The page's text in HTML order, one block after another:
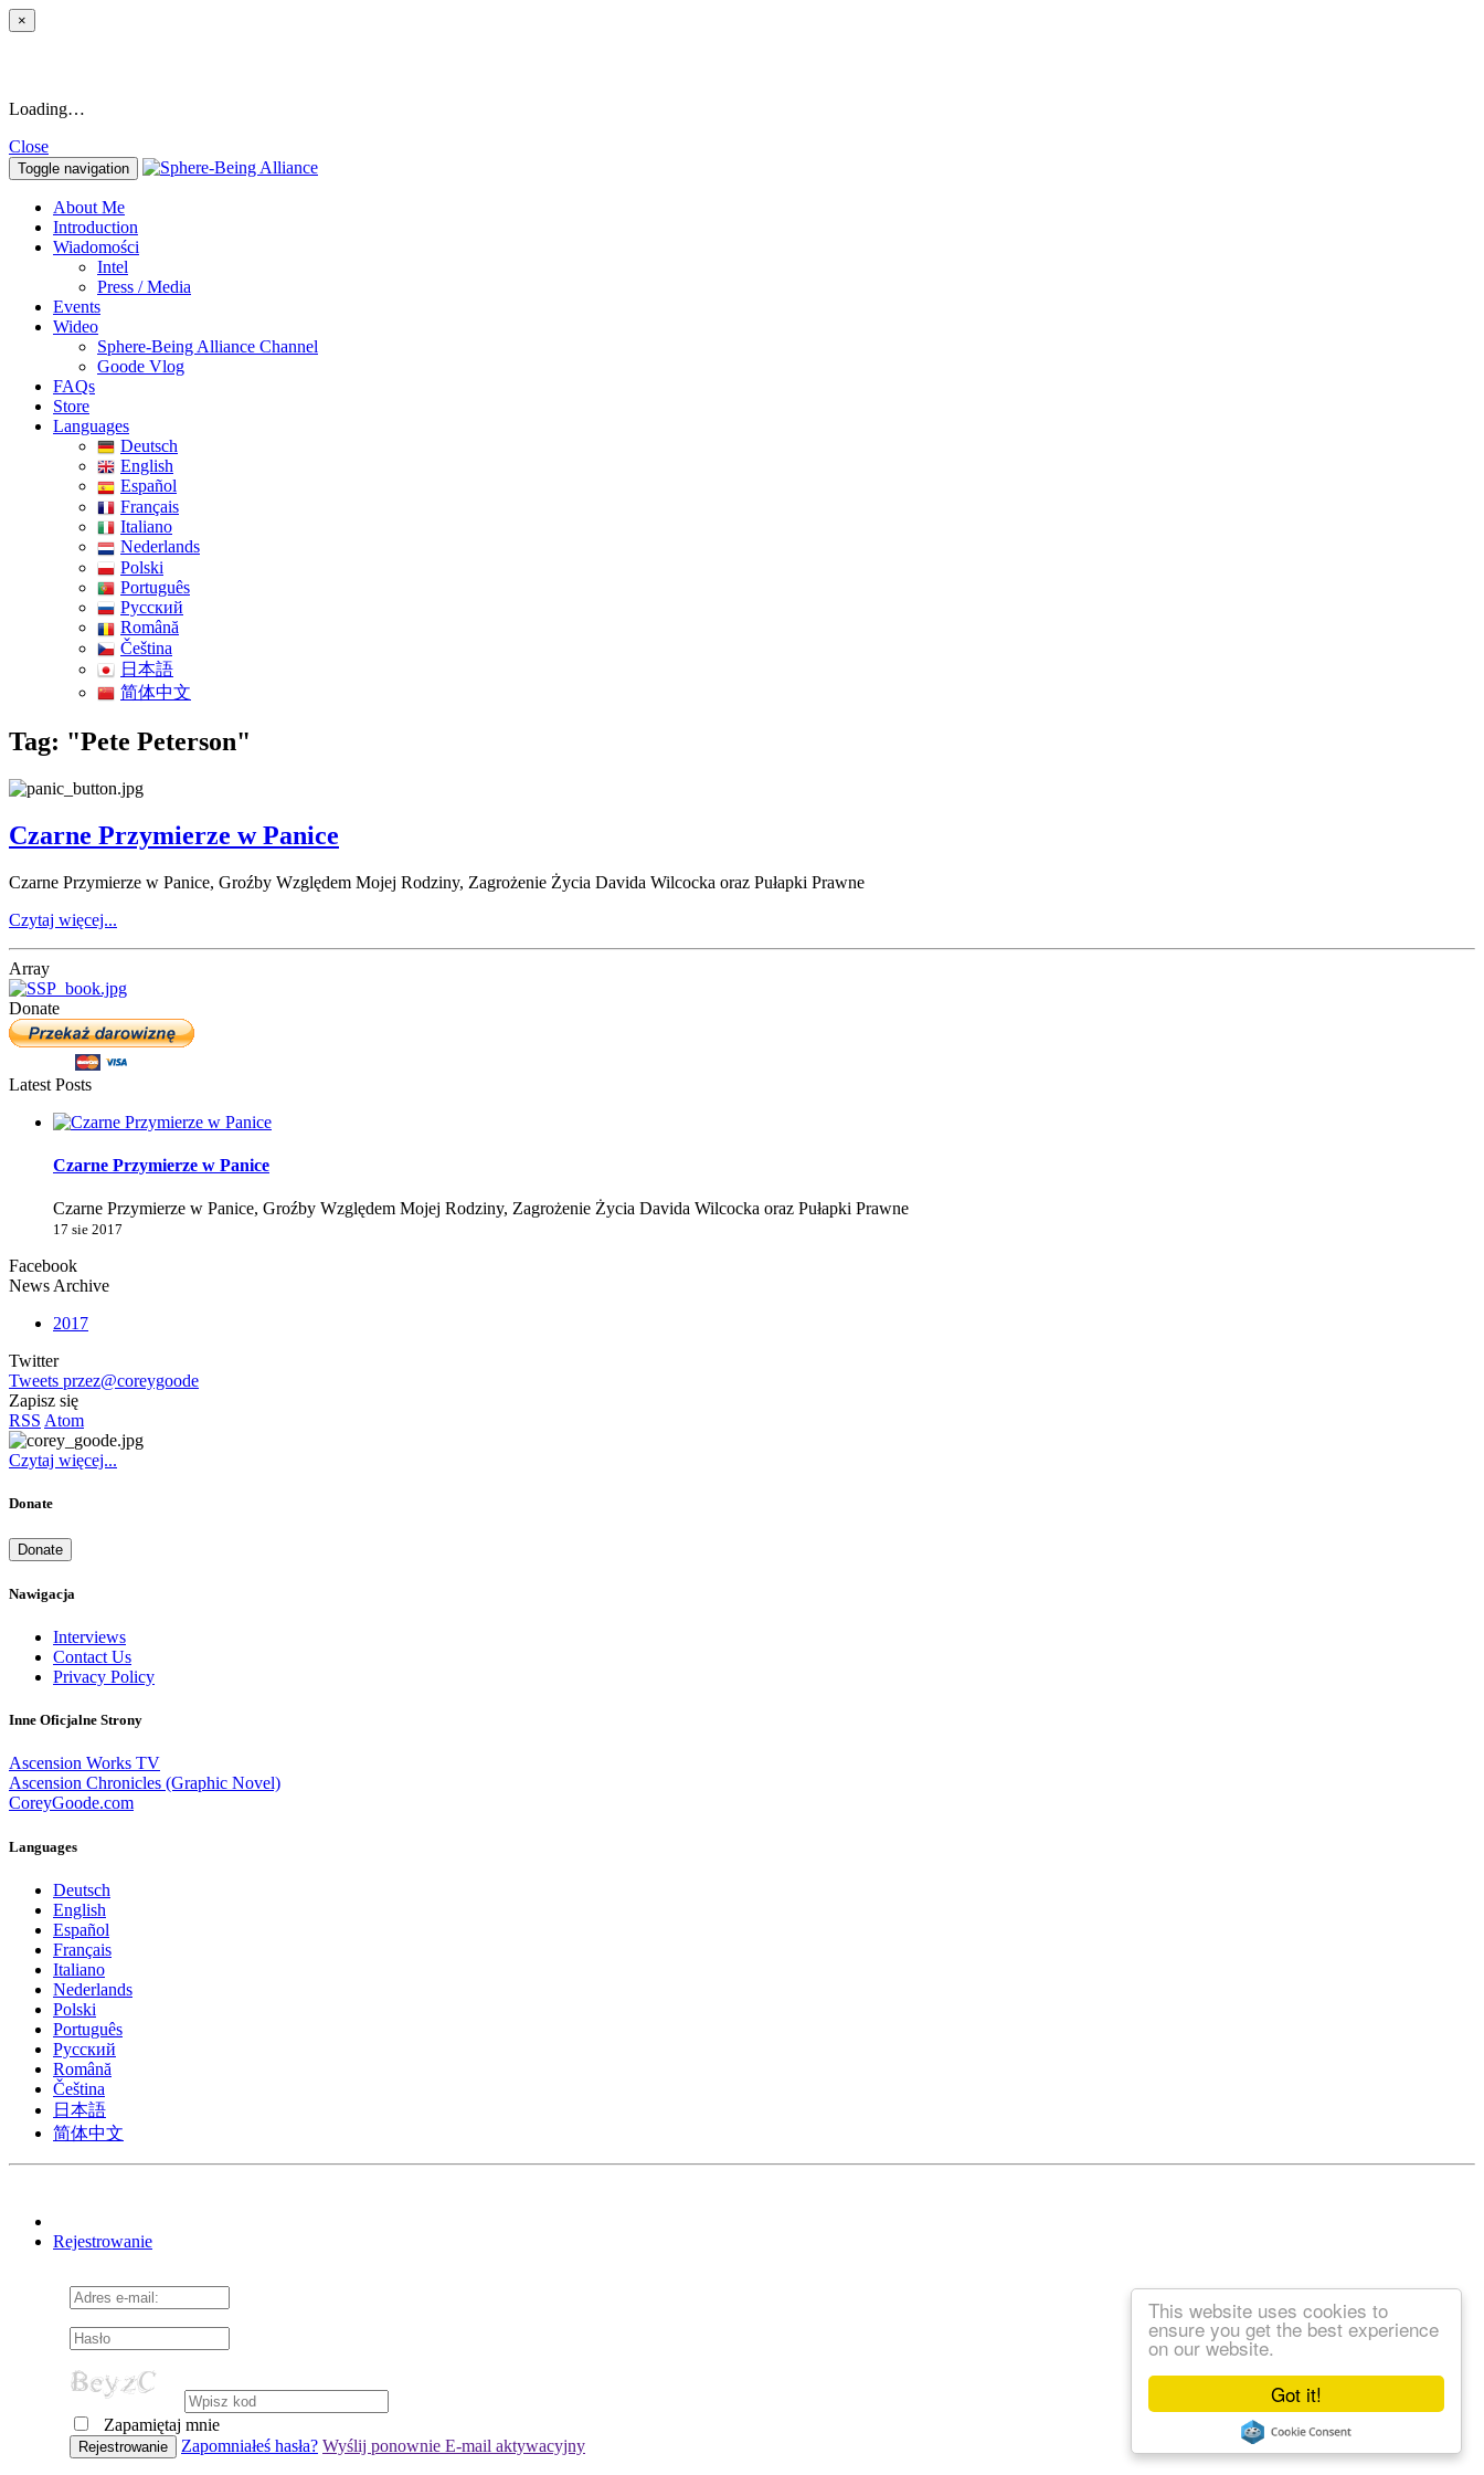
Got it!
This website uses cookies to
ensure you get the best experience
on our website.
Cookie Consent plugin for the EU cookie law
×
Loading…
Close
Toggle navigation
About Me
Introduction
Wiadomości
Intel
Press / Media
Events
Wideo
Sphere-Being Alliance Channel
Goode Vlog
FAQs
Store
Languages
Deutsch
English
Español
Français
Italiano
Nederlands
Polski
Português
Pусский
Română
Čeština
日本語
简体中文
Tag: "Pete Peterson"
Czarne Przymierze w Panice
Czarne Przymierze w Panice, Groźby Względem Mojej Rodziny, Zagrożenie Życia Davida Wilcocka oraz Pułapki Prawne
Czytaj więcej...
Array
Donate
Latest Posts
Czarne Przymierze w Panice
Czarne Przymierze w Panice, Groźby Względem Mojej Rodziny, Zagrożenie Życia Davida Wilcocka oraz Pułapki Prawne
17 sie 2017
Facebook
News Archive
2017
Twitter
Tweets przez@coreygoode
Zapisz się
RSS Atom
Czytaj więcej...
Donate
Donate
Nawigacja
Interviews
Contact Us
Privacy Policy
Inne Oficjalne Strony
Ascension Works TV
Ascension Chronicles (Graphic Novel)
CoreyGoode.com
Languages
Deutsch
English
Español
Français
Italiano
Nederlands
Polski
Português
Pусский
Română
Čeština
日本語
简体中文
Rejestrowanie
Zapamiętaj mnie
Zapomniałeś hasła? Wyślij ponownie E-mail aktywacyjny